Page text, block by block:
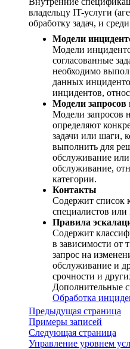
владельцу IT-услуги
обработку задач, и
Модели
Модели
согласованные
необходимо
данных
инцидентов,
Модели запросов
Модели запросов
определяют
задачи или шаги,
выполнить для
обслуживание
обслуживание,
категории.
Контакты
Содержит список
специалистов
Правила
Содержит
в зависимости от
запрос на
обслуживание и
срочности и
Дополнительные
Обработка
Предыдущая страница
Примеры записей
Следующая страница
Управление уровнем